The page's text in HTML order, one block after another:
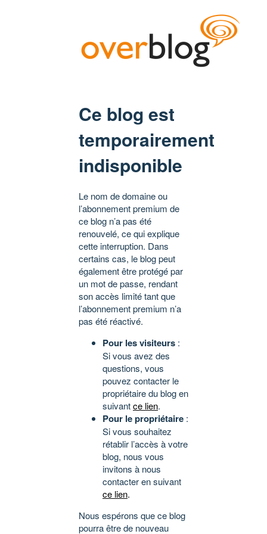
Ce blog est
temporairement
indisponible
Le nom de domaine ou
l’abonnement premium de
ce blog n’a pas été
renouvelé, ce qui explique
cette interruption. Dans
certains cas, le blog peut
également être protégé par
un mot de passe, rendant
son accès limité tant que
l’abonnement premium n’a
pas été réactivé.
Pour les visiteurs :
Si vous avez des
questions, vous
pouvez contacter le
propriétaire du blog en
suivantce lien.
Pour le propriétaire :
Si vous souhaitez
rétablir l’accès à votre
blog, nous vous
invitons à nous
contacter en suivant
ce lien.
Nous espérons que ce blog
pourra être de nouveau